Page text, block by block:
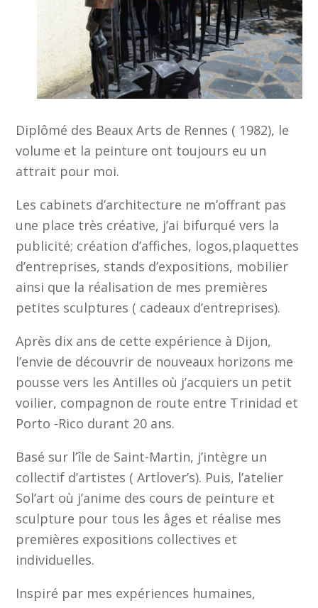
Diplômé des Beaux Arts de Rennes ( 1982), le
volume et la peinture ont toujours eu un
attrait pour moi.
Les cabinets d’architecture ne m’offrant pas
une place très créative, j’ai bifurqué vers la
publicité; création d’affiches, logos,plaquettes
d’entreprises, stands d’expositions, mobilier
ainsi que la réalisation de mes premières
petites sculptures ( cadeaux d’entreprises).
Après dix ans de cette expérience à Dijon,
l’envie de découvrir de nouveaux horizons me
pousse vers les Antilles où j’acquiers un petit
voilier, compagnon de route entre Trinidad et
Porto -Rico durant 20 ans.
Basé sur l’île de Saint-Martin, j’intègre un
collectif d’artistes ( Artlover’s). Puis, l’atelier
Sol’art où j’anime des cours de peinture et
sculpture pour tous les âges et réalise mes
premières expositions collectives et
individuelles.
Inspiré par mes expériences humaines,